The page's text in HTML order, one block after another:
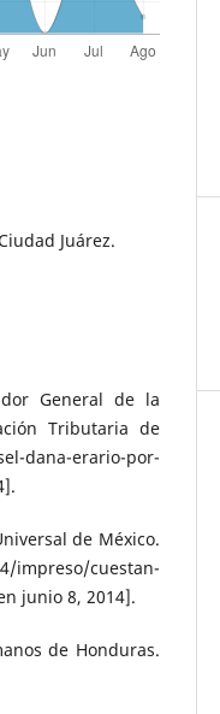
Juárez.
General de la
Tributaria de
dana-erario-por-
de México.
cuestan-
junio 8, 2014].
de Honduras.